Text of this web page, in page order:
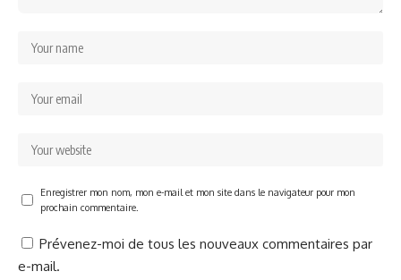
Enregistrer mon nom, mon e-mail et mon site dans le navigateur pour mon
prochain commentaire.
Prévenez-moi de tous les nouveaux commentaires par
e-mail.